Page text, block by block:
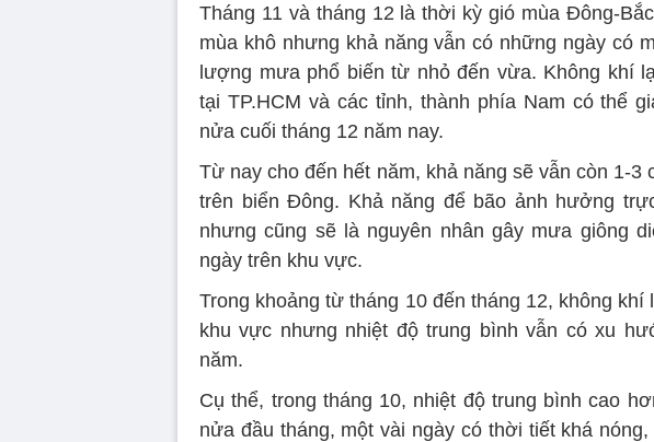
Tháng 11 và tháng 12 là thời kỳ gió mùa Đông-
mùa khô nhưng khả năng vẫn có những ngày có
lượng mưa phổ biến từ nhỏ đến vừa. Không khí
tại TP.HCM và các tỉnh, thành phía Nam có thể
nửa cuối tháng 12 năm nay.
Từ nay cho đến hết năm, khả năng sẽ vẫn còn 1-3
trên biển Đông. Khả năng để bão ảnh hưởng
nhưng cũng sẽ là nguyên nhân gây mưa giông
ngày trên khu vực.
Trong khoảng từ tháng 10 đến tháng 12, không
khu vực nhưng nhiệt độ trung bình vẫn có xu
năm.
Cụ thể, trong tháng 10, nhiệt độ trung bình cao
nửa đầu tháng, một vài ngày có thời tiết khá